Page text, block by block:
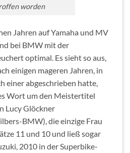
worden
Jahren auf Yamaha und MV
bei BMW mit der
optimal. Es sieht so aus,
einigen mageren Jahren, in
einer abgeschrieben hatte,
Wort um den Meistertitel
Lucy Glöckner
BMW), die einzige Frau
11 und 10 und ließ sogar
2010 in der Superbike-